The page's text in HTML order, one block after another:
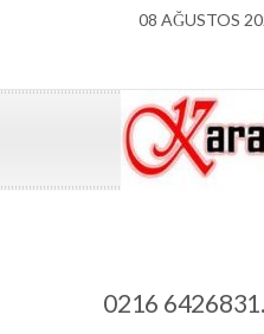
08 AĞUSTOS
0216